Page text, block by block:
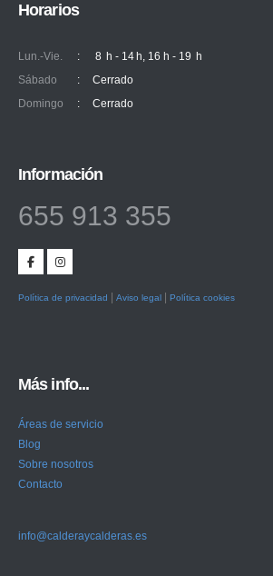
Horarios
Lun.-Vie. :
8 h - 14 h, 16 h - 19 h
Sábado
:
Cerrado
Domingo
: Cerrado
Información
655 913 355
Política de privacidad | Aviso legal | Política cookies
Más info...
Áreas de servicio
Blog
Sobre nosotros
Contacto
info@calderaycalderas.es